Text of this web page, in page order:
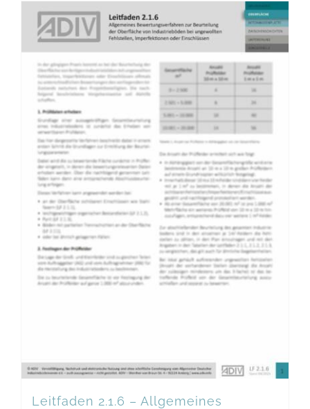
Leitfaden 2.1.6 – Allgemeines